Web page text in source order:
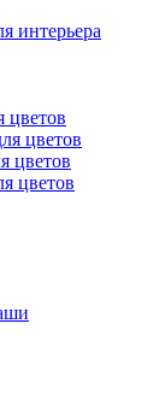
интерьера
цветов
цветов
цветов
цветов